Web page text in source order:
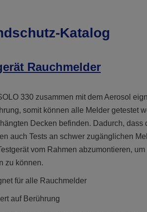
Katalog
Rauchmelder
330 zusammen mit dem Aerosol
somit können alle Melder getestet
Decken befinden. Dadurch,
auch Tests an schwer zugänglichen
vom Rahmen abzumontieren,
zu können.
für alle Rauchmelder
auf Berührung